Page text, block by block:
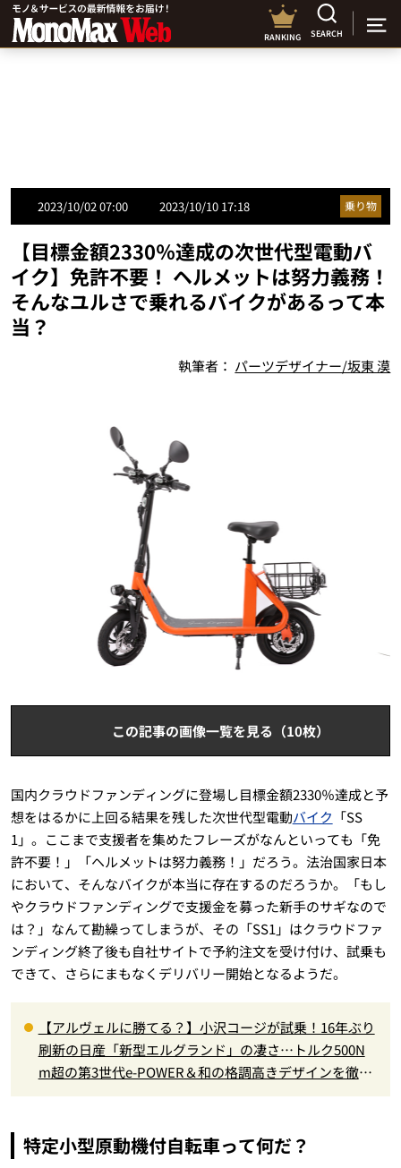
RANKING SEARCH
2023/10/02 07:00 2023/10/10 17:18 乗り物
【目標金額2330％達成の次世代型電動バ
イク】免許不要！ ヘルメットは努力義務！
そんなユルさで乗れるバイクがあるって本
当？
執筆者： パーツデザイナー/坂東 漠
この記事の画像一覧を見る（10枚）
国内クラウドファンディングに登場し目標金額2330％達成と予
想をはるかに上回る結果を残した次世代型電動バイク 「SS
1」。ここまで支援者を集めたフレーズがなんといっても「免
許不要！」「ヘルメットは努力義務！」だろう。法治国家日本
において、そんなバイクが本当に存在するのだろうか。「もし
やクラウドファンディングで支援金を募った新手のサギなので
は？」なんて勘繰ってしまうが、その「SS1」はクラウドファ
ンディング終了後も自社サイトで予約注文を受け付け、試乗も
できて、さらにまもなくデリバリー開始となるようだ。
【アルヴェルに勝てる？】小沢コージが試乗！16年ぶり
刷新の日産「新型エルグランド」の凄さ…トルク500N
m超の第3世代e-POWER＆和の格調高きデザインを徹底
特定小型原動機付自転車って何だ？